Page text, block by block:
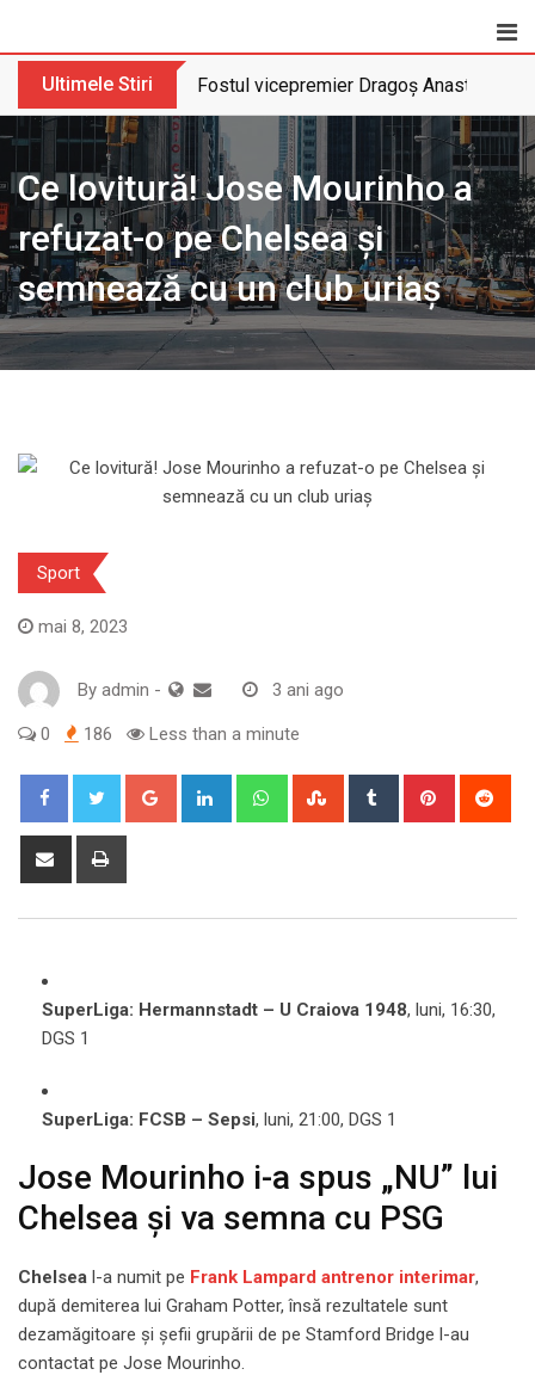
Ultimele Stiri Fostul vicepremier Dragoș Anastasiu
Ce lovitură! Jose Mourinho a
refuzat-o pe Chelsea și
semnează cu un club uriaș
Sport
mai 8, 2023
By admin - 3 ani ago
0 186 Less than a minute
Google+ LinkedIn WhatsappStumbleUpon
Tumblr Pinterest
Share
SuperLiga: Hermannstadt – U Craiova 1948, luni, 16:30,
DGS 1
SuperLiga: FCSB – Sepsi, luni, 21:00, DGS 1
Jose Mourinho i-a spus „NU” lui
Chelsea și va semna cu PSG
Chelsea l-a numit pe Frank Lampard antrenor interimar,
după demiterea lui Graham Potter, însă rezultatele sunt
dezamăgitoare și șefii grupării de pe Stamford Bridge l-au
contactat pe Jose Mourinho.